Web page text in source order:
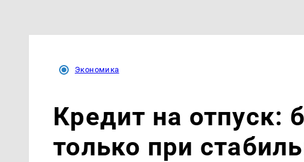
Экономика
Кредит на отпуск:
только при